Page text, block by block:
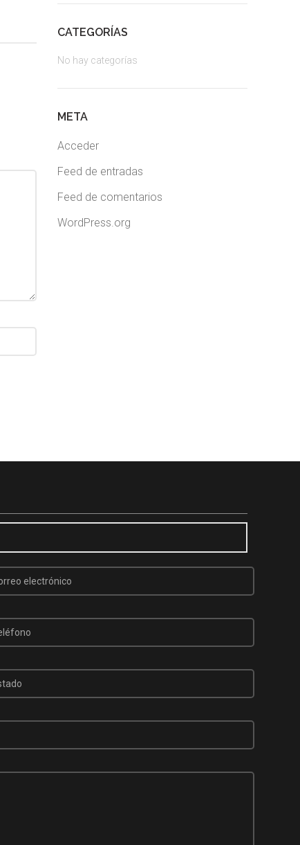
CATEGORÍAS
No hay categorías
META
Acceder
Feed de entradas
Feed de comentarios
WordPress.org